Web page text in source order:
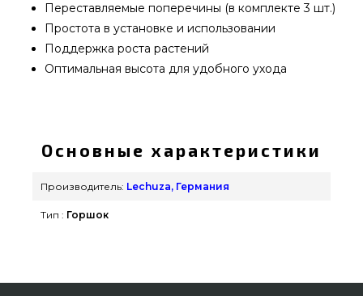
Переставляемые поперечины (в комплекте 3 шт.)
Простота в установке и использовании
Поддержка роста растений
Оптимальная высота для удобного ухода
Lechuza, Германия по оправданной цене всего 2
959 грн. в каталоге грилей и мангалов GrillPoint.
Лучшие предложения на Вазоны и горшки для
прямо сейчас нашим специалистам на любой
Кропивницкий
Основные характеристики
Производитель: Lechuza, Германия
Тип : Горшок